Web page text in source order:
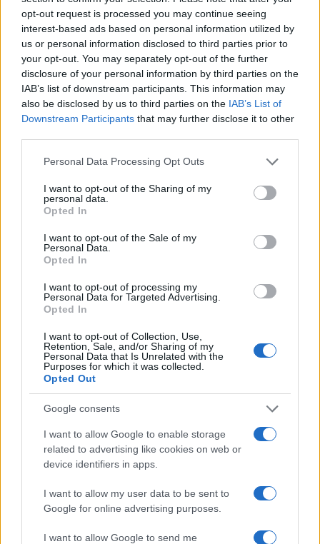
opt-out request is processed you may continue seeing
interest-based ads based on personal information utilized by
us or personal information disclosed to third parties prior to
your opt-out. You may separately opt-out of the further
disclosure of your personal information by third parties on the
IAB’s list of downstream participants. This information may
also be disclosed by us to third parties on the IAB’s List of
Downstream Participants that may further disclose it to other
Please note that this website/app uses one or more Google
not limited to your visit or usage behaviour. You may click to
grant or deny consent to Google and its third-party tags to
use your data for below specified purposes in below Google
consent section.
Personal Data Processing Opt Outs
I want to opt-out of the Sharing of my
personal data.
Opted In
I want to opt-out of the Sale of my
Personal Data.
Opted In
I want to opt-out of processing my
Personal Data for Targeted Advertising.
Opted In
I want to opt-out of Collection, Use,
Retention, Sale, and/or Sharing of my
Personal Data that Is Unrelated with the
Purposes for which it was collected.
Opted Out
Google consents
I want to allow Google to enable storage
related to advertising like cookies on web or
device identifiers in apps.
I want to allow my user data to be sent to
Google for online advertising purposes.
I want to allow Google to send me
Los coches más buscados
Con el objetivo de determinar cuáles son…
AUTOMOVIL
Compra tu coche de segunda mano en
Heycar
¿Estás pensando en renovar tu coche? Apostar por…
AUTOMOVIL
Guía definitiva para comprar coches
chinos en España con seguridad